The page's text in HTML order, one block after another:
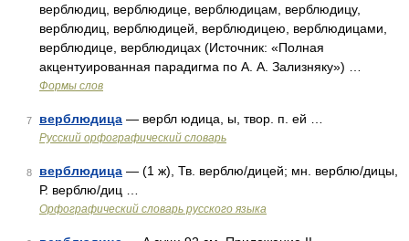
верблюдиц, верблюдице, верблюдицам, верблюдицу,
верблюдиц, верблюдицей, верблюдицею, верблюдицами,
верблюдице, верблюдицах (Источник: «Полная
акцентуированная парадигма по А. А. Зализняку») …
Формы слов
7 верблюдица — вербл юдица, ы, твор. п. ей …
Русский орфографический словарь
8 верблюдица — (1 ж), Тв. верблю/дицей; мн. верблю/дицы,
Р. верблю/диц …
Орфографический словарь русского языка